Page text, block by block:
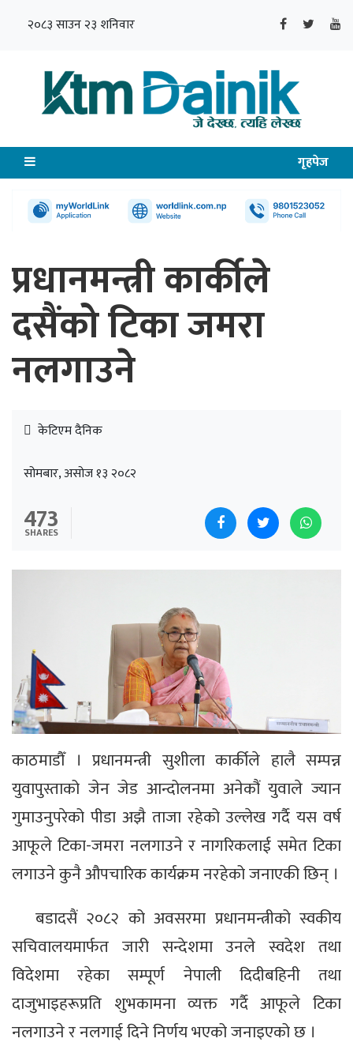
२०८३ साउन २३ शनिवार
गृहपेज
प्रधानमन्त्री कार्कीले
दसैंको टिका जमरा
नलगाउने
केटिएम दैनिक
सोमबार, असोज १३ २०८२
473
SHARES
काठमाडौँ । प्रधानमन्त्री सुशीला कार्कीले हालै सम्पन्न
युवापुस्ताको जेन जेड आन्दोलनमा अनेकौं युवाले ज्यान
गुमाउनुपरेको पीडा अझै ताजा रहेको उल्लेख गर्दै यस वर्ष
आफूले टिका-जमरा नलगाउने र नागरिकलाई समेत टिका
लगाउने कुनै औपचारिक कार्यक्रम नरहेको जनाएकी छिन् ।
बडादसैं २०८२ को अवसरमा प्रधानमन्त्रीको स्वकीय
सचिवालयमार्फत जारी सन्देशमा उनले स्वदेश तथा
विदेशमा रहेका सम्पूर्ण नेपाली दिदीबहिनी तथा
दाजुभाइहरूप्रति शुभकामना व्यक्त गर्दै आफूले टिका
नलगाउने र नलगाई दिने निर्णय भएको जनाइएको छ ।